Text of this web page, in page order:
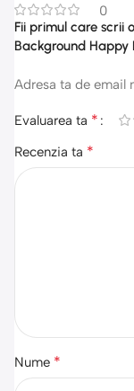
0
Fii primul care scrii
Background Happy
Adresa ta de email
Evaluarea ta *
Recenzia ta *
Nume *